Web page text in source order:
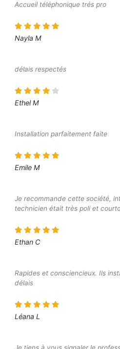
Accueil téléphonique trés pro
Nayla M
délais respectés
Ethel M
Installation parfaitement faite
Emile M
Je recommande cette société,
technicien était très poli et
Ethan C
Rapides et consciencieux. Ils
délais
Léana L
Je tiens à vous signaler le